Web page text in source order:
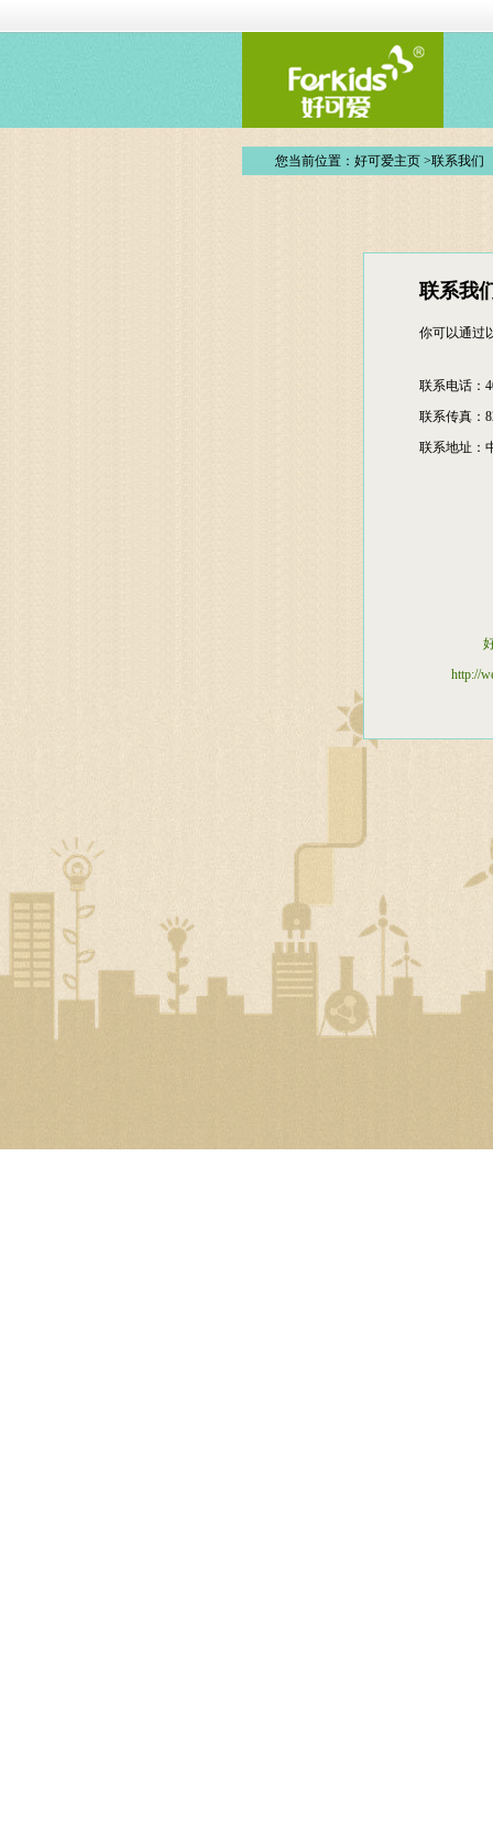
您当前位置： 好可爱主页 >联系我们
联系我
你可以通过
联系电话：
联系传真：
联系地址：
http://